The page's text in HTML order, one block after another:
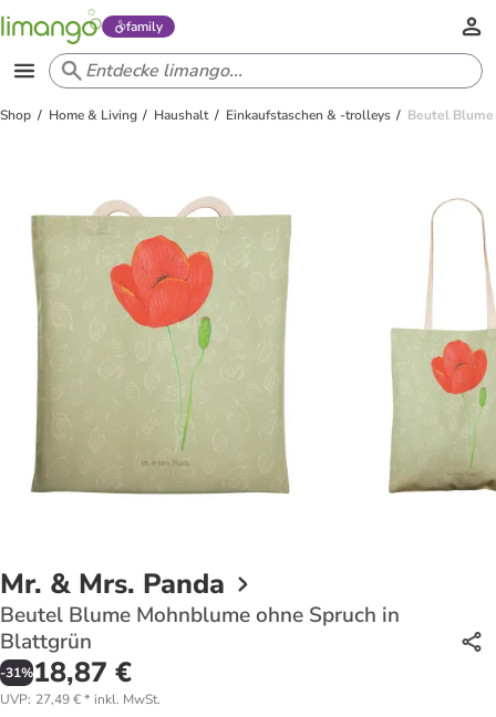
family
Shop Home & Living Haushalt Einkaufstaschen & -trolleys Beutel
Mr. & Mrs. Panda
Beutel Blume Mohnblume ohne Spruch in
Blattgrün
-31%18,87 €
UVP: 27,49 €* inkl. MwSt.